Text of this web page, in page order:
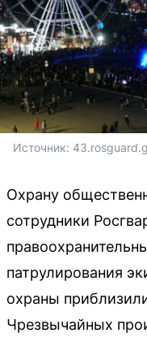
Источник:
Охрану
сотрудники
патрулирования
охраны
Чрезвычайных